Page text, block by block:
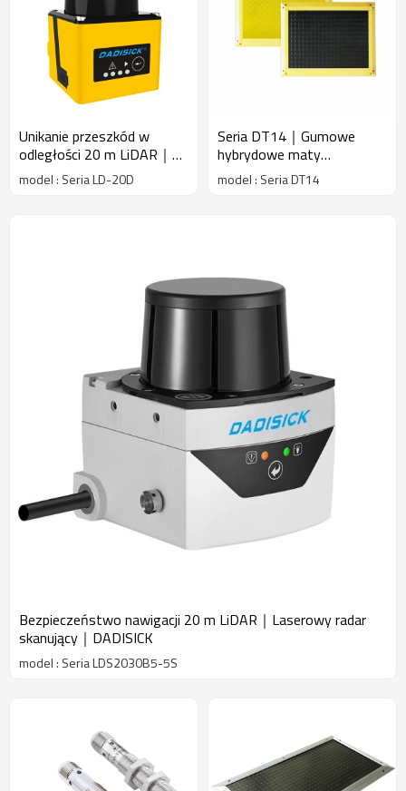
Unikanie przeszkód w
odległości 20 m LiDAR｜
Laserowy radar skanujący
｜DADISICK
model : Seria LD-20D
Seria DT14｜Gumowe
hybrydowe maty
bezpieczeństwa｜
DADISICK
model : Seria DT14
Bezpieczeństwo nawigacji 20 m LiDAR｜Laserowy radar
skanujący｜DADISICK
model : Seria LDS2030B5-5S